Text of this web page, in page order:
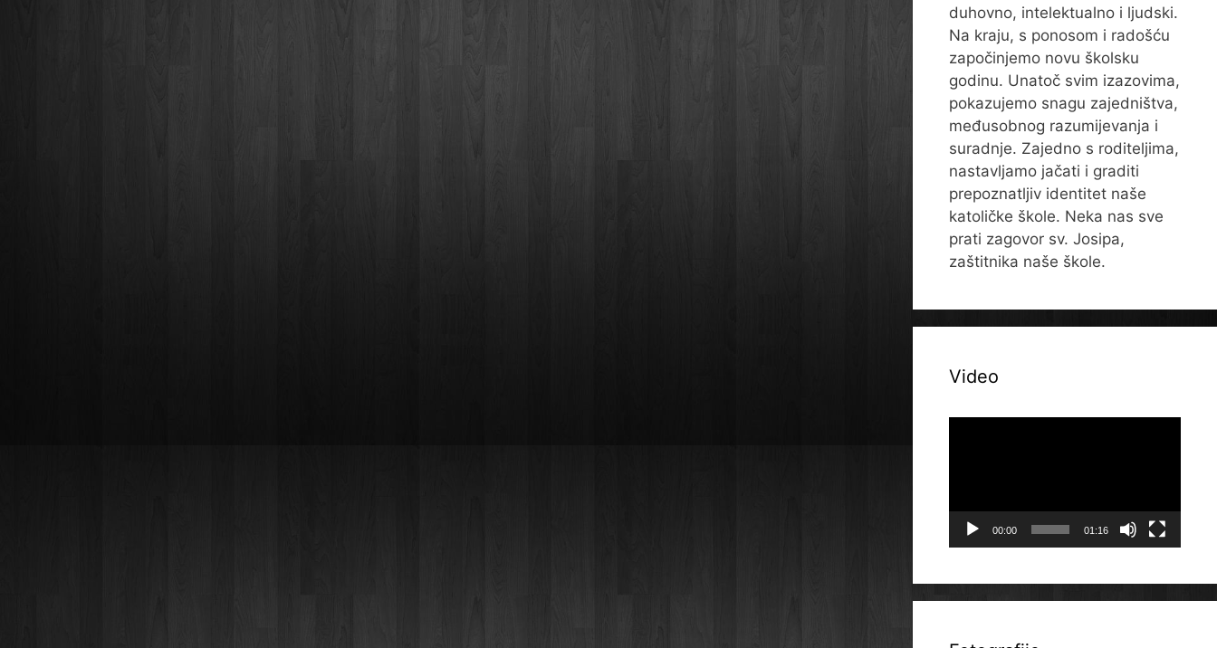
duhovno, intelektualno i ljudski.
Na kraju, s ponosom i radošću
započinjemo novu školsku
godinu. Unatoč svim izazovima,
pokazujemo snagu zajedništva,
međusobnog razumijevanja i
suradnje. Zajedno s roditeljima,
nastavljamo jačati i graditi
prepoznatljiv identitet naše
katoličke škole. Neka nas sve
prati zagovor sv. Josipa,
zaštitnika naše škole.
Video
00:00 01:16